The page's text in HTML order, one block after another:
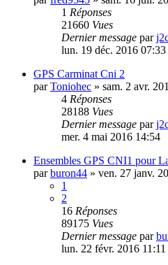
1 Réponses
21660 Vues
Dernier message par
lun. 19 déc. 2016 07:33
GPS Carminat Cni 2
parToniohec » sam. 2 avr.
4 Réponses
28188 Vues
Dernier message par
mer. 4 mai 2016 14:54
Ensembles GPS CNI1 pour
parburon44 » ven. 27 janv.
1
2
16 Réponses
89175 Vues
Dernier message par
lun. 22 févr. 2016 11:11